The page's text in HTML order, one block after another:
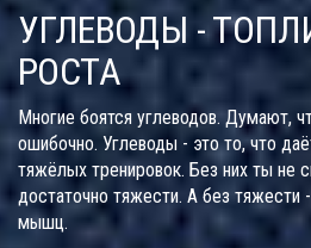
УГЛЕВОДЫ -
РОСТА
Многие боятся углеводов. Думают,
ошибочно. Углеводы - это то, что
тяжёлых тренировок. Без них ты не
достаточно тяжести. А без тяжести
мышц.